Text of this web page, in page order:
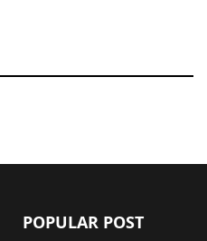
POPULAR POST